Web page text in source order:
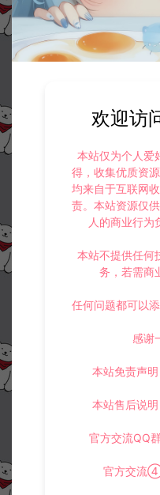
欢迎访
本站仅为个人爱
得，收集优质资
均来自于互联网
责。本站资源仅
人的商业行为
本站不提供任何
务，若需商
任何问题都可以
感谢
本站免责声明
本站售后说明
官方交流QQ
官方交流